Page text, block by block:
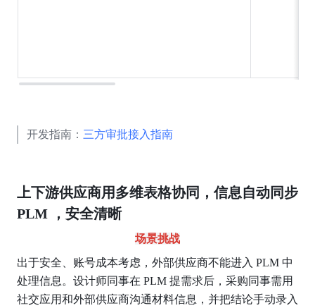
开发指南： 三方审批接入指南
上下游供应商用多维表格协同，信息自动同步
PLM ，安全清晰
场景挑战
出于安全、账号成本考虑，外部供应商不能进入 PLM 中
处理信息。设计师同事在 PLM 提需求后，采购同事需用
社交应用和外部供应商沟通材料信息，并把结论手动录入